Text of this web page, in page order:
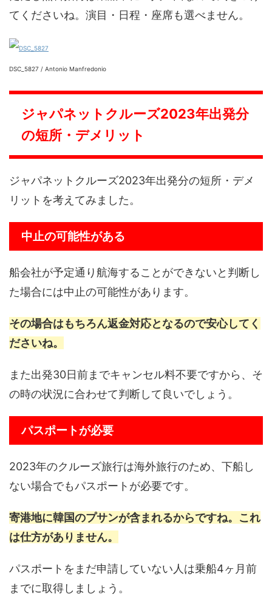
てくださいね。演目・日程・座席も選べません。
DSC_5827 / Antonio Manfredonio
ジャパネットクルーズ2023年出発分
の短所・デメリット
ジャパネットクルーズ2023年出発分の短所・デメ
リットを考えてみました。
中止の可能性がある
船会社が予定通り航海することができないと判断し
た場合には中止の可能性があります。
その場合はもちろん返金対応となるので安心してく
ださいね。
また出発30日前までキャンセル料不要ですから、そ
の時の状況に合わせて判断して良いでしょう。
パスポートが必要
2023年のクルーズ旅行は海外旅行のため、下船し
ない場合でもパスポートが必要です。
寄港地に韓国のプサンが含まれるからですね。これ
は仕方がありません。
パスポートをまだ申請していない人は乗船4ヶ月前
までに取得しましょう。